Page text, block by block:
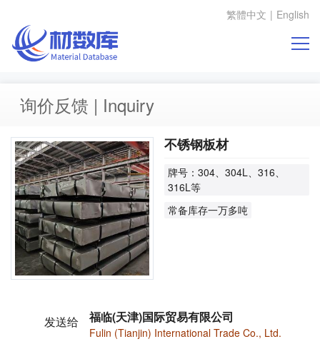
繁體中文 | English
询价反馈 | Inquiry
不锈钢板材
牌号：304、304L、316、
316L等
常备库存一万多吨
发送给 福临(天津)国际贸易有限公司
Fulin (Tianjin) International Trade Co., Ltd.